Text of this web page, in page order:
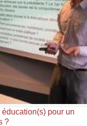
pour un
?